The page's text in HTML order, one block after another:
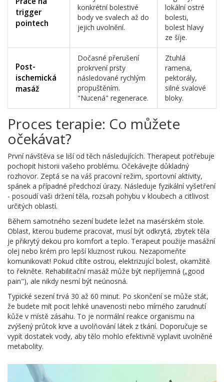
trigger
pointech
konkrétní bolestivé
body ve svalech až do
jejich uvolnění.
lokální ostré
bolesti,
bolest hlavy
ze šíje.
Post-
ischemická
masáž
Dočasné přerušení
prokrvení prsty
následované rychlým
propuštěním.
"Nucená" regenerace.
Ztuhlá
ramena,
pektorály,
silné svalové
bloky.
Proces terapie: Co můžete
očekávat?
První návštěva se liší od těch následujících. Therapeut potřebuje
pochopit historii vašeho problému. Očekávejte důkladný
rozhovor. Zeptá se na váš pracovní režim, sportovní aktivity,
spánek a případné předchozí úrazy. Následuje fyzikální vyšetření
- posoudí vaši držení těla, rozsah pohybu v kloubech a citlivost
určitých oblastí.
Během samotného sezení budete ležet na masérském stole.
Oblast, kterou budeme pracovat, musí být odkrytá, zbytek těla
je přikrytý dekou pro komfort a teplo. Terapeut použije masážní
olej nebo krém pro lepší kluznost rukou. Nezapomeňte
komunikovat! Pokud cítíte ostrou, elektrizující bolest, okamžitě
to řekněte. Rehabilitační masáž může být nepříjemná („good
pain"), ale nikdy nesmí být neúnosná.
Typické sezení trvá 30 až 60 minut. Po skončení se může stát,
že budete mít pocit lehké unavenosti nebo mírného zarudnutí
kůže v místě zásahu. To je normální reakce organismu na
zvýšený průtok krve a uvolňování látek z tkání. Doporučuje se
vypít dostatek vody, aby tělo mohlo efektivně vyplavit uvolněné
metabolity.